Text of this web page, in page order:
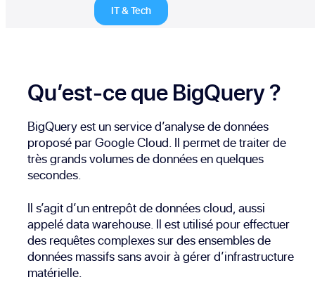
IT & Tech
Qu’est-ce que BigQuery ?
BigQuery est un service d’analyse de données
proposé par Google Cloud. Il permet de traiter de
très grands volumes de données en quelques
secondes.
Il s’agit d’un entrepôt de données cloud, aussi
appelé data warehouse. Il est utilisé pour effectuer
des requêtes complexes sur des ensembles de
données massifs sans avoir à gérer d’infrastructure
matérielle.